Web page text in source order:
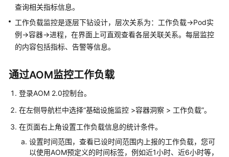
门
用
户
指
佳
实
API
查询相关指标信息。
工作负载监控是逐层下钻设计，层次关系为：工作负载->Pod实
例->容器->进程，在界面上可直观查看各层关联关系。每层监控
的内容包括指标、告警等信息。
通过AOM监控工作负载
登录AOM 2.0控制台。
在左侧导航栏中选择“基础设施监控 >容器洞察 > 工作负载”。
在页面右上角设置工作负载信息的统计条件。
设置时间范围，查看已设时间范围内上报的工作负载，您可
以使用AOM预定义的时间标签，例如近1小时、近6小时等，